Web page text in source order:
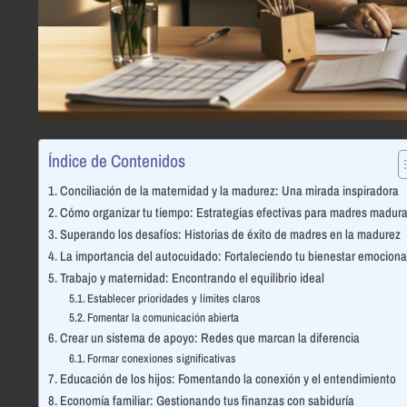
Índice de Contenidos
Conciliación de la maternidad y la madurez: Una mirada inspiradora
Cómo organizar tu tiempo: Estrategias efectivas para madres
Superando los desafíos: Historias de éxito de madres en la madurez
La importancia del autocuidado: Fortaleciendo tu bienestar
Trabajo y maternidad: Encontrando el equilibrio ideal
Establecer prioridades y límites claros
Fomentar la comunicación abierta
Crear un sistema de apoyo: Redes que marcan la diferencia
Formar conexiones significativas
Educación de los hijos: Fomentando la conexión y el entendimiento
Economía familiar: Gestionando tus finanzas con sabiduría